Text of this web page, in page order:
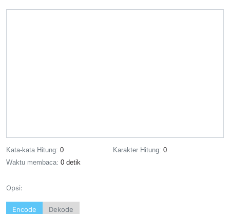
Kata-kata Hitung: 0 Karakter Hitung: 0
Waktu membaca: 0 detik
Opsi:
Encode Dekode